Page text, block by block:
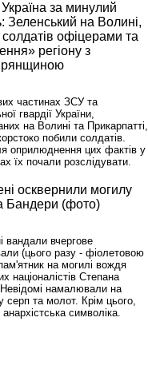
за минулий
Зеленський на Волині,
солдатів офіцерами та
регіону з
частинах ЗСУ та
гвардії України,
на Волині та Прикарпатті,
побили солдатів.
оприлюднення цих фактів у
їх почали розслідувати.
осквернили могилу
Бандери (фото)
вандали вчергове
(цього разу - фіолетовою
на могилі вождя
націоналістів Степана
намалювали на
серп та молот. Крім цього,
символіка.